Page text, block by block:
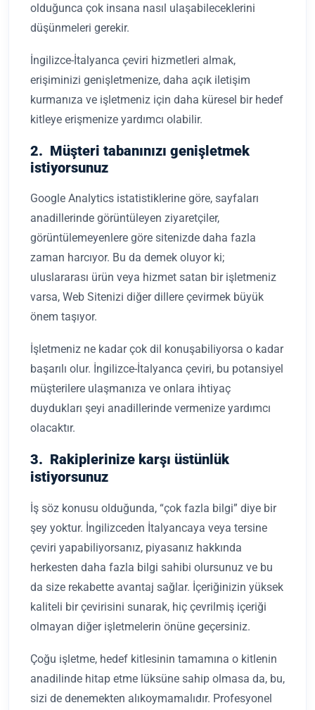
olduğunca çok insana nasıl ulaşabileceklerini
düşünmeleri gerekir.
İngilizce-İtalyanca çeviri hizmetleri almak,
erişiminizi genişletmenize, daha açık iletişim
kurmanıza ve işletmeniz için daha küresel bir hedef
kitleye erişmenize yardımcı olabilir.
2. Müşteri tabanınızı genişletmek
istiyorsunuz
Google Analytics istatistiklerine göre, sayfaları
anadillerinde görüntüleyen ziyaretçiler,
görüntülemeyenlere göre sitenizde daha fazla
zaman harcıyor. Bu da demek oluyor ki;
uluslararası ürün veya hizmet satan bir işletmeniz
varsa, Web Sitenizi diğer dillere çevirmek büyük
önem taşıyor.
İşletmeniz ne kadar çok dil konuşabiliyorsa o kadar
başarılı olur. İngilizce-İtalyanca çeviri, bu potansiyel
müşterilere ulaşmanıza ve onlara ihtiyaç
duydukları şeyi anadillerinde vermenize yardımcı
olacaktır.
3. Rakiplerinize karşı üstünlük
istiyorsunuz
İş söz konusu olduğunda, “çok fazla bilgi” diye bir
şey yoktur. İngilizceden İtalyancaya veya tersine
çeviri yapabiliyorsanız, piyasanız hakkında
herkesten daha fazla bilgi sahibi olursunuz ve bu
da size rekabette avantaj sağlar. İçeriğinizin yüksek
kaliteli bir çevirisini sunarak, hiç çevrilmiş içeriği
olmayan diğer işletmelerin önüne geçersiniz.
Çoğu işletme, hedef kitlesinin tamamına o kitlenin
anadilinde hitap etme lüksüne sahip olmasa da, bu,
sizi de denemekten alıkoymamalıdır. Profesyonel